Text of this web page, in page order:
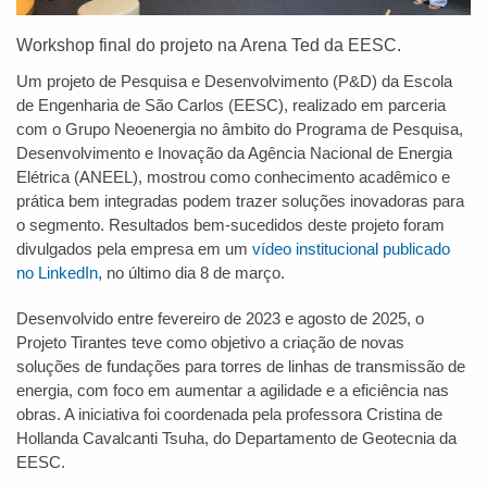
Workshop final do projeto na Arena Ted da EESC.
Um projeto de Pesquisa e Desenvolvimento (P&D) da Escola
de Engenharia de São Carlos (EESC), realizado em parceria
com o Grupo Neoenergia no âmbito do Programa de Pesquisa,
Desenvolvimento e Inovação da Agência Nacional de Energia
Elétrica (ANEEL), mostrou como conhecimento acadêmico e
prática bem integradas podem trazer soluções inovadoras para
o segmento. Resultados bem-sucedidos deste projeto foram
divulgados pela empresa em um vídeo institucional publicado
no LinkedIn, no último dia 8 de março.
Desenvolvido entre fevereiro de 2023 e agosto de 2025, o
Projeto Tirantes teve como objetivo a criação de novas
soluções de fundações para torres de linhas de transmissão de
energia, com foco em aumentar a agilidade e a eficiência nas
obras. A iniciativa foi coordenada pela professora Cristina de
Hollanda Cavalcanti Tsuha, do Departamento de Geotecnia da
EESC.